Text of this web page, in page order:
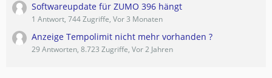
Softwareupdate für ZUMO 396 hängt
1 Antwort, 744 Zugriffe, Vor 3 Monaten
Anzeige Tempolimit nicht mehr vorhanden ?
29 Antworten, 8.723 Zugriffe, Vor 2 Jahren